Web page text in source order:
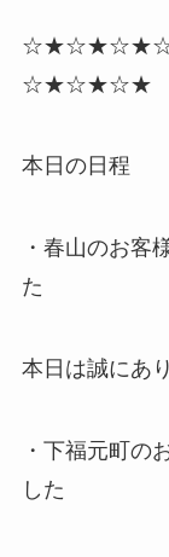
☆★☆★☆★
本日の日程
・春山のお客
た
本日は誠にあ
・下福元町の
した